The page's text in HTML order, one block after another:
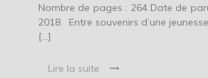
Nombre de pages : 264 Date de
2018 Entre souvenirs d’une
[…]
Lire la suite